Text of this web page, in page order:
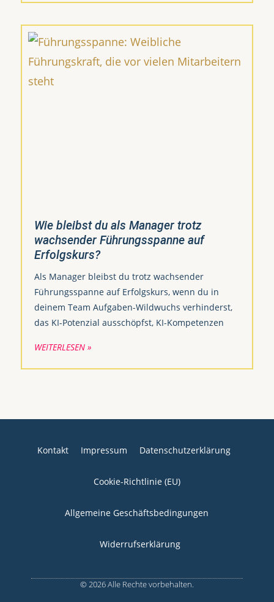
Wie bleibst du als Manager trotz
wachsender Führungsspanne auf
Erfolgskurs?
Als Manager bleibst du trotz wachsender
Führungsspanne auf Erfolgskurs, wenn du in
deinem Team Aufgaben-Wildwuchs verhinderst,
das KI-Potenzial ausschöpfst, KI-Kompetenzen
WEITERLESEN »
Kontakt Impressum Datenschutzerklärung
Cookie-Richtlinie (EU)
Allgemeine Geschäftsbedingungen
Widerrufserklärung
© 2026 Alle Rechte vorbehalten.